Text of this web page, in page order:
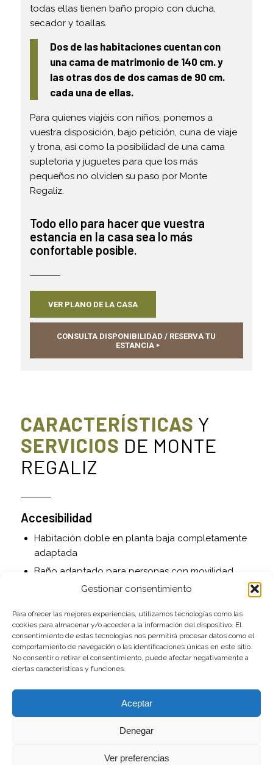
Gestionar consentimiento
Para ofrecer las mejores experiencias, utilizamos tecnologías como las
cookies para almacenar y/o acceder a la información del dispositivo. El
consentimiento de estas tecnologías nos permitirá procesar datos como el
comportamiento de navegación o las identificaciones únicas en este sitio.
No consentir o retirar el consentimiento, puede afectar negativamente a
ciertas características y funciones.
Aceptar
Denegar
Ver preferencias
todas ellas tienen baño propio con ducha,
secador y toallas.
Dos de las habitaciones cuentan con
una cama de matrimonio de 140 cm. y
las otras dos de dos camas de 90 cm.
cada una de ellas.
Para quienes viajéis con niños, ponemos a
vuestra disposición, bajo petición, cuna de viaje
y trona, así como la posibilidad de una cama
supletoria y juguetes para que los más
pequeños no olviden su paso por Monte
Regaliz.
Todo ello para hacer que vuestra
estancia en la casa sea lo más
confortable posible.
VER PLANO DE LA CASA
CONSULTA DISPONIBILIDAD / RESERVA TU
ESTANCIA
CARACTERÍSTICAS Y
SERVICIOS DE MONTE
REGALIZ
Accesibilidad
Habitación doble en planta baja completamente
adaptada
Baño adaptado para personas con movilidad
Servicios adicionales
Cuna de viaje y trona disponibles bajo petición
Juguetes para niños
Cama supletoria opcional
Se admiten mascotas